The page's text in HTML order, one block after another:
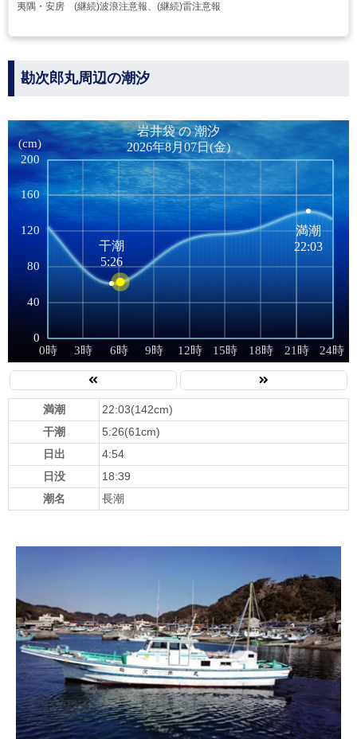
夷隅・安房 (継続)波浪注意報、(継続)雷注意報
勘次郎丸周辺の潮汐
満潮
22:03(142cm)
干潮
5:26(61cm)
日出
4:54
日没
18:39
潮名
長潮